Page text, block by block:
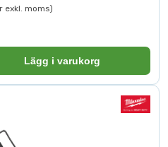
exkl. moms)
Lägg i varukorg